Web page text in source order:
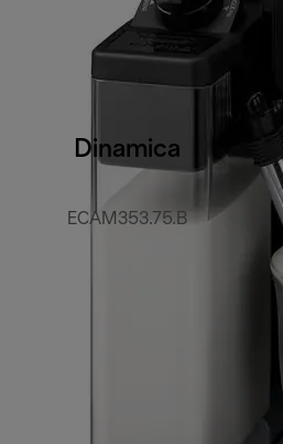
Dinamica
ECAM353.75.B